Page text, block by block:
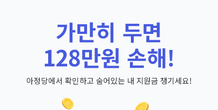
가만히 두면
128만원 손해!
아정당에서 확인하고 숨어있는 내 지원금 챙기세요!